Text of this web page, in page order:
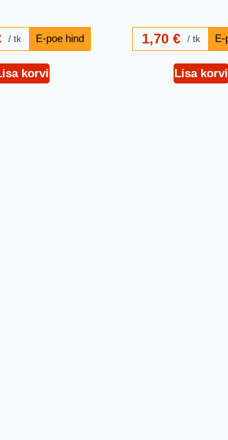
tk
korvi
1,70€ tk
Lisa korvi